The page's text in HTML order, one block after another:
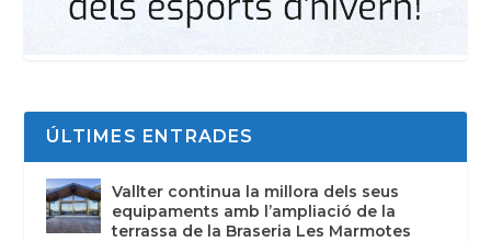
ÚLTIMES ENTRADES
Vallter continua la millora dels seus
equipaments amb l’ampliació de la
terrassa de la Braseria Les Marmotes